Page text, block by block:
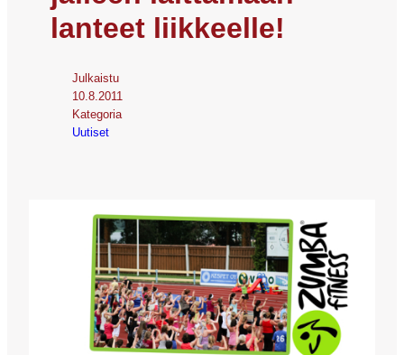
lanteet liikkeelle!
Julkaistu
10.8.2011
Kategoria
Uutiset